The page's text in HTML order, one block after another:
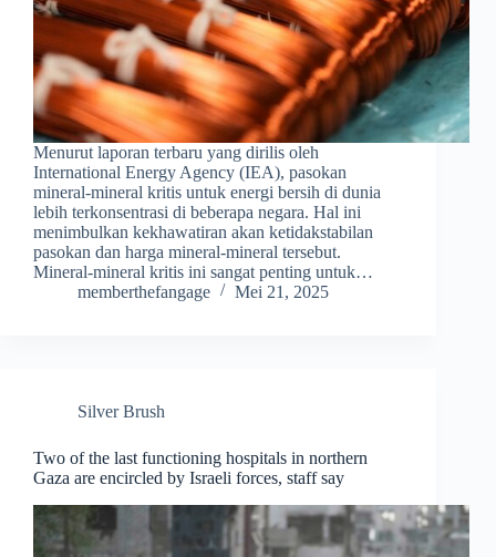
Menurut laporan terbaru yang dirilis oleh
International Energy Agency (IEA), pasokan
mineral-mineral kritis untuk energi bersih di dunia
lebih terkonsentrasi di beberapa negara. Hal ini
menimbulkan kekhawatiran akan ketidakstabilan
pasokan dan harga mineral-mineral tersebut.
Mineral-mineral kritis ini sangat penting untuk…
memberthefangage
Mei 21, 2025
Silver Brush
Two of the last functioning hospitals in northern
Gaza are encircled by Israeli forces, staff say